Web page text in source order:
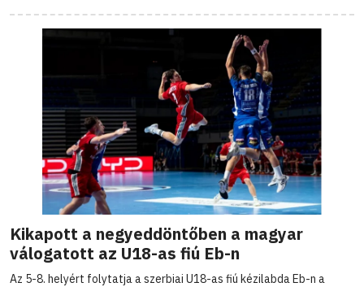
Kikapott a negyeddöntőben a magyar
válogatott az U18-as fiú Eb-n
Az 5-8. helyért folytatja a szerbiai U18-as fiú kézilabda Eb-n a